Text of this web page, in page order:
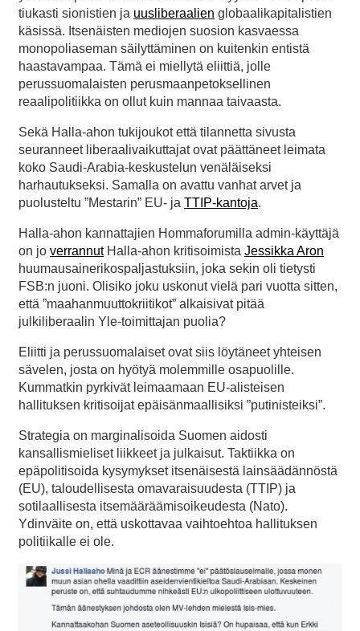
tiukasti sionistien ja uusliberaalien globaalikapitalistien
käsissä. Itsenäisten mediojen suosion kasvaessa
monopoliaseman säilyttäminen on kuitenkin entistä
haastavampaa. Tämä ei miellytä eliittiä, jolle
perussuomalaisten perusmaanpetoksellinen
reaalipolitiikka on ollut kuin mannaa taivaasta.
Sekä Halla-ahon tukijoukot että tilannetta sivusta
seuranneet liberaalivaikuttajat ovat päättäneet leimata
koko Saudi-Arabia-keskustelun venäläiseksi
harhautukseksi. Samalla on avattu vanhat arvet ja
puolusteltu ”Mestarin” EU- ja TTIP-kantoja.
Halla-ahon kannattajien Hommaforumilla admin-käyttäjä
on jo verrannutHalla-ahon kritisoimista Jessikka Aron
huumausainerikospaljastuksiin, joka sekin oli tietysti
FSB:n juoni. Olisiko joku uskonut vielä pari vuotta sitten,
että ”maahanmuuttokriitikot” alkaisivat pitää
julkiliberaalin Yle-toimittajan puolia?
Eliitti ja perussuomalaiset ovat siis löytäneet yhteisen
sävelen, josta on hyötyä molemmille osapuolille.
Kummatkin pyrkivät leimaamaan EU-alisteisen
hallituksen kritisoijat epäisänmaallisiksi ”putinisteiksi”.
Strategia on marginalisoida Suomen aidosti
kansallismieliset liikkeet ja julkaisut. Taktiikka on
epäpolitisoida kysymykset itsenäisestä lainsäädännöstä
(EU), taloudellisesta omavaraisuudesta (TTIP) ja
sotilaallisesta itsemääräämisoikeudesta (Nato).
Ydinväite on, että uskottavaa vaihtoehtoa hallituksen
politiikalle ei ole.